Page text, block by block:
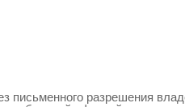
разрешения